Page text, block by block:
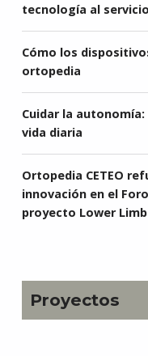
tecnología al
Cómo los
ortopedia
Cuidar la
vida diaria
Ortopedia CETEO
innovación en el
proyecto Lower Limb
Proyectos